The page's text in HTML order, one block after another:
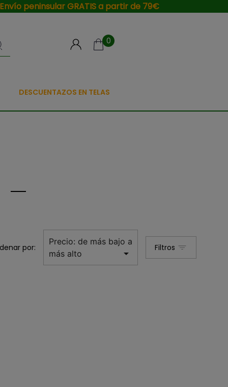
Envío peninsular GRATIS a partir de 79€
0
DESCUENTAZOS EN TELAS
por:
Precio: de más bajo a
más alto

Filtros